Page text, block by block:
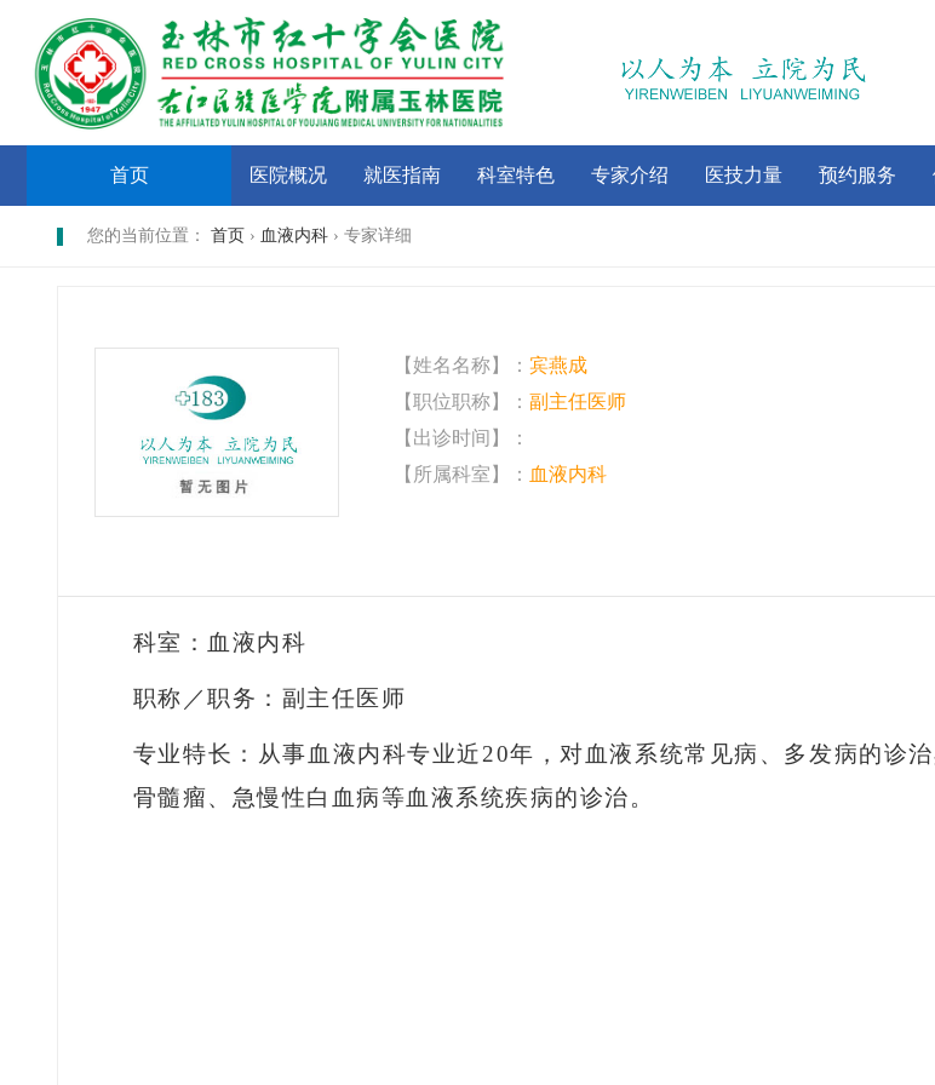
首页 医院概况 就医指南 科室特色 专家介绍 医技力量 预约服务
您的当前位置： 首页 › 血液内科 › 专家详细
【姓名名称】： 宾燕成
【职位职称】： 副主任医师
【出诊时间】：
【所属科室】： 血液内科
科室：血液内科
职称／职务：副主任医师
专业特长：从事血液内科专业近20年，对血液系统常见病、多发病的诊
骨髓瘤、急慢性白血病等血液系统疾病的诊治。